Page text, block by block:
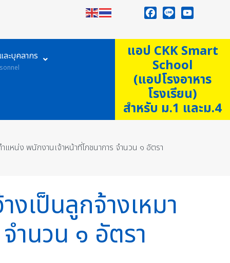
ละบุคลากร แอป CKK Smart
School
(แอปโรงอาหาร
โรงเรียน)
สำหรับ ม.1 และม.4
แหน่ง พนักงานเจ้าหน้าที่โภชนาการ จำนวน ๑ อัตรา
เป็นลูกจ้างเหมา
ำนวน ๑ อัตรา